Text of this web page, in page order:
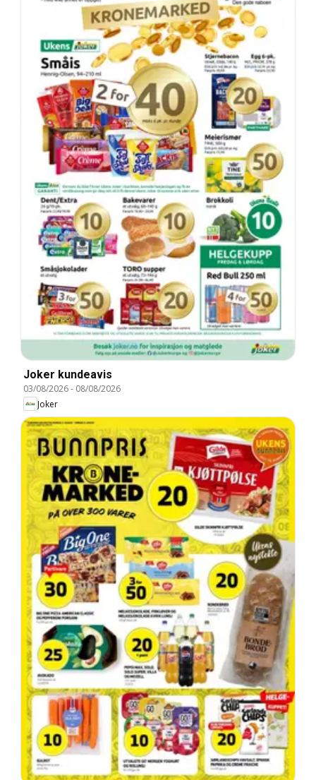
Joker kundeavis
03/08/2026- 08/08/2026
Joker